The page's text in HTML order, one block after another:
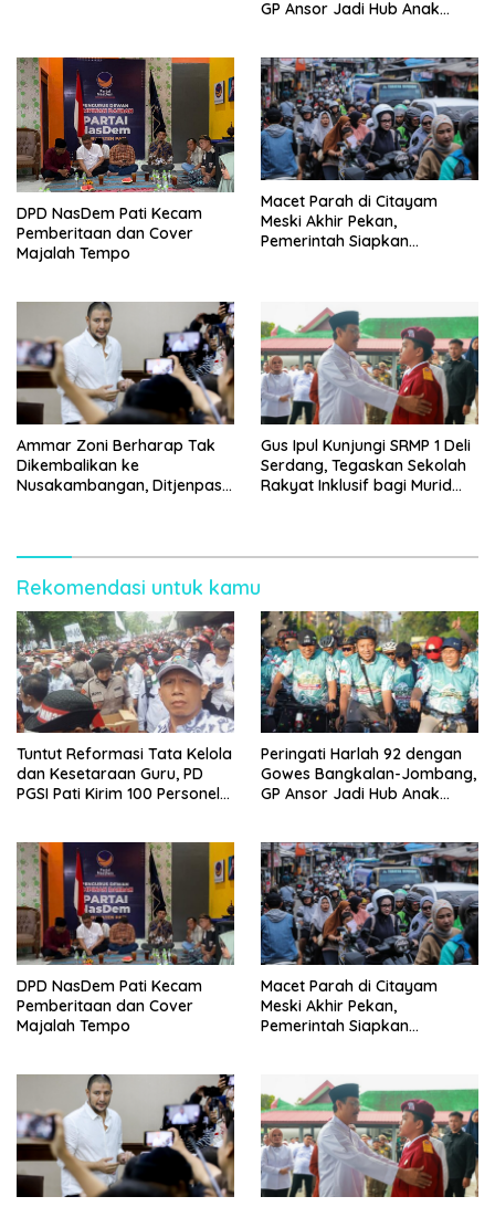
GP Ansor Jadi Hub Anak
DPD NasDem Pati Kecam
Pemberitaan dan Cover
Majalah Tempo
Macet Parah di Citayam
Meski Akhir Pekan,
Pemerintah Siapkan
Ammar Zoni Berharap Tak
Dikembalikan ke
Nusakambangan, Ditjenpas
Gus Ipul Kunjungi SRMP 1 Deli
Serdang, Tegaskan Sekolah
Rakyat Inklusif bagi Murid
Rekomendasi untuk kamu
Tuntut Reformasi Tata Kelola
dan Kesetaraan Guru, PD
PGSI Pati Kirim 100 Personel
Peringati Harlah 92 dengan
Gowes Bangkalan-Jombang,
GP Ansor Jadi Hub Anak
DPD NasDem Pati Kecam
Pemberitaan dan Cover
Majalah Tempo
Macet Parah di Citayam
Meski Akhir Pekan,
Pemerintah Siapkan